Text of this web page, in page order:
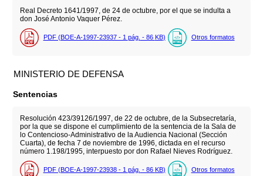
Real Decreto 1641/1997, de 24 de octubre, por el que se indulta a
don José Antonio Vaquer Pérez.
PDF (BOE-A-1997-23937 - 1 pág. - 86 KB) Otros formatos
MINISTERIO DE DEFENSA
Sentencias
Resolución 423/39126/1997, de 22 de octubre, de la Subsecretaría,
por la que se dispone el cumplimiento de la sentencia de la Sala de
lo Contencioso-Administrativo de la Audiencia Nacional (Sección
Cuarta), de fecha 7 de noviembre de 1996, dictada en el recurso
número 1.198/1995, interpuesto por don Rafael Nieves Rodríguez.
PDF (BOE-A-1997-23938 - 1 pág. - 86 KB) Otros formatos